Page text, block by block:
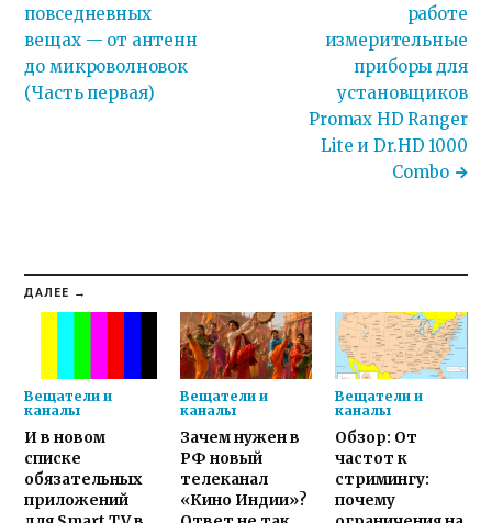
повседневных
вещах — от антенн
до микроволновок
(Часть первая)
работе
измерительные
приборы для
установщиков
Promax HD Ranger
Lite и Dr.HD 1000
Combo
ДАЛЕЕ →
Вещатели и
каналы
И в новом
списке
обязательных
приложений
Вещатели и
каналы
Зачем нужен в
РФ новый
телеканал
«Кино Индии»?
Вещатели и
каналы
Обзор: От
частот к
стримингу:
почему